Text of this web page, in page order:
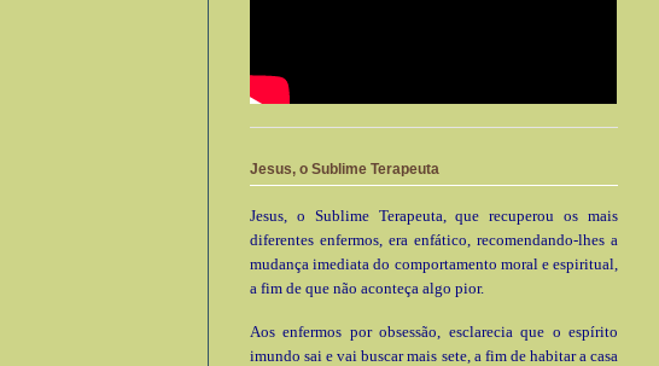
Jesus, o Sublime Terapeuta
Jesus, o Sublime Terapeuta, que recuperou os mais
diferentes enfermos, era enfático, recomendando-lhes a
mudança imediata do comportamento moral e espiritual,
a fim de que não aconteça algo pior.
Aos enfermos por obsessão, esclarecia que o espírito
imundo sai e vai buscar mais sete, a fim de habitar a casa